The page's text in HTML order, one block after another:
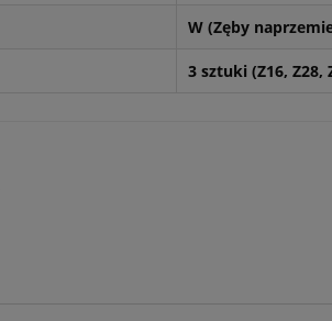
W (Zęby
3 sztuki (Z16, Z28,